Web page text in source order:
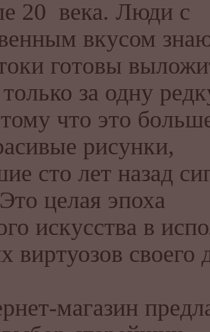
20 века. Люди с
вкусом
готовы
за одну
что это
рисунки,
сто лет назад
целая эпоха
искусства в
виртуозов своего
магазин